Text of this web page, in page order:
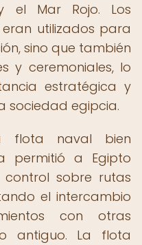
el Mar Rojo. Los
utilizados para
sino que también
y ceremoniales, lo
estratégica y
sociedad egipcia.
flota naval bien
permitió a Egipto
control sobre rutas
el intercambio
con otras
antiguo. La flota